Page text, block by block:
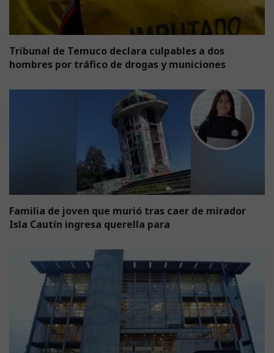
Tribunal de Temuco declara culpables a dos
hombres por tráfico de drogas y municiones
Familia de joven que murió tras caer de mirador
Isla Cautín ingresa querella para